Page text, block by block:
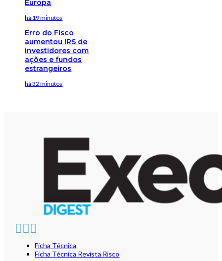
Europa
há 19 minutos
Erro do Fisco
aumentou IRS de
investidores com
ações e fundos
estrangeiros
há 32 minutos
Ficha Técnica
Ficha Técnica Revista Risco